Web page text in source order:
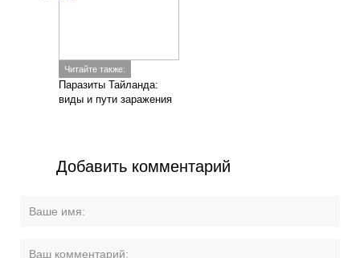
Читайте также:
Паразиты Тайланда:
виды и пути заражения
Добавить комментарий